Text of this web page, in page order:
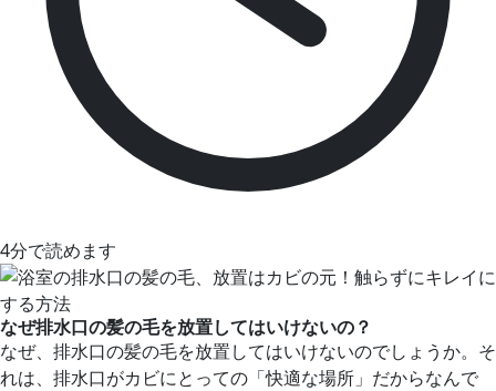
4分で読めます
なぜ排水口の髪の毛を放置してはいけないの？
なぜ、排水口の髪の毛を放置してはいけないのでしょうか。そ
れは、排水口がカビにとっての「快適な場所」だからなんで